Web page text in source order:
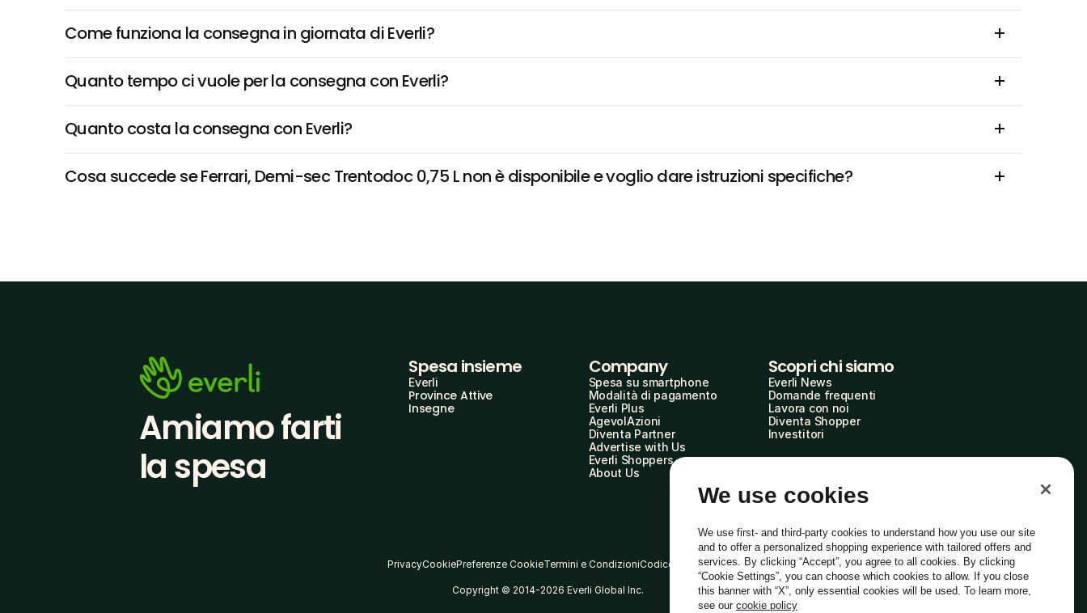
Come funziona la consegna in giornata di Everli?
Quanto tempo ci vuole per la consegna con Everli?
Quanto costa la consegna con Everli?
Cosa succede se Ferrari, Demi-sec Trentodoc 0,75 L non è disponibile e voglio dare istruzioni specifiche?
Amiamo farti
la spesa
Spesa insieme
Everli
Province Attive
Insegne
Company
Spesa su smartphone
Modalità di pagamento
Everli Plus
AgevolAzioni
Diventa Partner
Advertise with Us
Everli Shoppers
About Us
Scopri chi siamo
Everli News
Domande frequenti
Lavora con noi
Diventa Shopper
Investitori
PrivacyCookiePreferenze CookieTermini e CondizioniCodice Etico
Copyright © 2014-2026 Everli Global Inc. Italiano
We use cookies
We use first- and third-party cookies to understand how you use our site
and to offer a personalized shopping experience with tailored offers and
services. By clicking “Accept”, you agree to all cookies. By clicking
“Cookie Settings”, you can choose which cookies to allow. If you close
this banner with “X”, only essential cookies will be used. To learn more,
see our cookie policy